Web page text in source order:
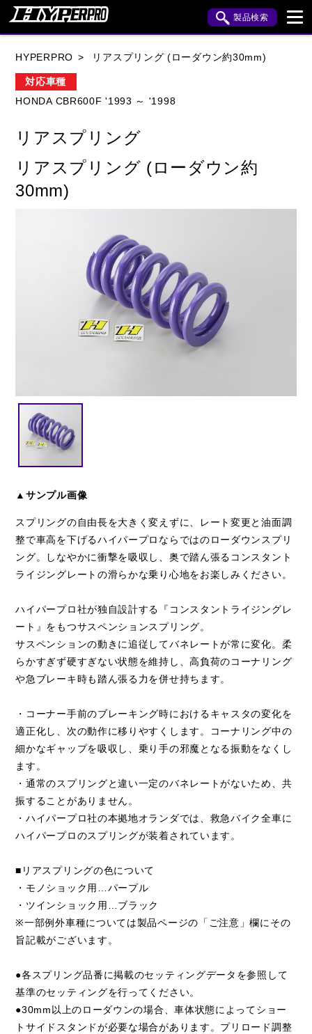
製品検索
BUELL
KTM MOTO GUZZI
MV AGUSTA ROYAL ENFIELD
HYPERPRO リアスプリング (ローダウン約30mm)
対応車種
HONDA CBR600F '1993 ～ '1998
リアスプリング
リアスプリング (ローダウン約
30mm)
▲サンプル画像
スプリングの自由長を大きく変えずに、レート変更と油面調
整で車高を下げるハイパープロならではのローダウンスプリ
ング。しなやかに衝撃を吸収し、奥で踏ん張るコンスタント
ライジングレートの滑らかな乗り心地をお楽しみください。
ハイパープロ社が独自設計する『コンスタントライジングレ
ート』をもつサスペンションスプリング。
サスペンションの動きに追従してバネレートが常に変化。柔
らかすぎず硬すぎない状態を維持し、高負荷のコーナリング
や急ブレーキ時も踏ん張る力を併せ持ちます。
・コーナー手前のブレーキング時におけるキャスタの変化を
適正化し、次の動作に移りやすくします。コーナリング中の
細かなギャップを吸収し、乗り手の邪魔となる振動をなくし
ます。
・通常のスプリングと違い一定のバネレートがないため、共
振することがありません。
・ハイパープロ社の本拠地オランダでは、救急バイク全車に
ハイパープロのスプリングが装着されています。
■リアスプリングの色について
・モノショック用…パープル
・ツインショック用…ブラック
※一部例外車種については製品ページの「ご注意」欄にその
旨記載がございます。
●各スプリング品番に掲載のセッティングデータを参照して
基準のセッティングを行ってください。
●30mm以上のローダウンの場合、車体状態によってショー
トサイドスタンドが必要な場合があります。プリロード調整